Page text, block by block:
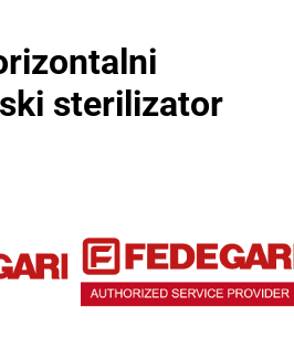
sterilizator